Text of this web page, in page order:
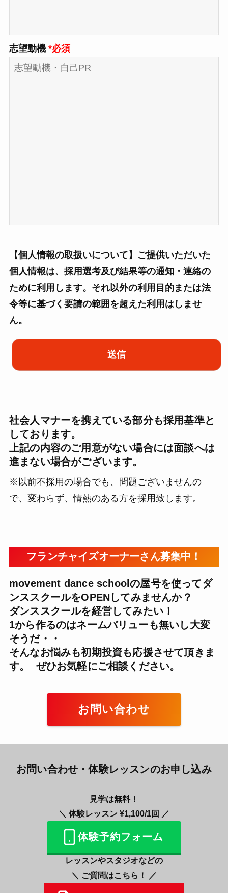
志望動機 *必須
【個人情報の取扱いについて】ご提供いただいた
個人情報は、採用選考及び結果等の通知・連絡の
ために利用します。それ以外の利用目的または法
令等に基づく要請の範囲を超えた利用はしませ
ん。
社会人マナーを携えている部分も採用基準と
しております。
上記の内容のご用意がない場合には面談へは
進まない場合がございます。
※以前不採用の場合でも、問題ございませんの
で、変わらず、情熱のある方を採用致します。
フランチャイズオーナーさん募集中！
movement dance schoolの屋号を使ってダ
ンススクールをOPENしてみませんか？
ダンススクールを経営してみたい！
1から作るのはネームバリューも無いし大変
そうだ・・
そんなお悩みも初期投資も応援させて頂きま
す。 ぜひお気軽にご相談ください。
お問い合わせ
お問い合わせ・体験レッスンのお申し込み
見学は無料！
＼ 体験レッスン ¥1,100/1回 ／
体験予約フォーム
レッスンやスタジオなどの
＼ ご質問はこちら！ ／